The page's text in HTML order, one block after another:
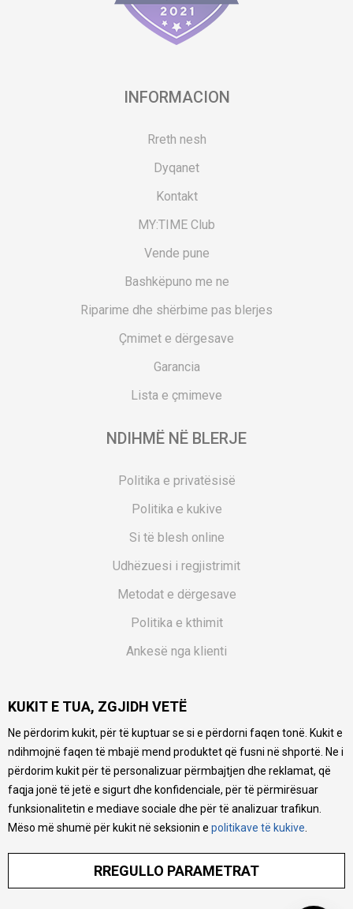
INFORMACION
Rreth nesh
Dyqanet
Kontakt
MY:TIME Club
Vende pune
Bashkëpuno me ne
Riparime dhe shërbime pas blerjes
Çmimet e dërgesave
Garancia
Lista e çmimeve
NDIHMË NË BLERJE
Politika e privatësisë
Politika e kukive
Si të blesh online
Udhëzuesi i regjistrimit
Metodat e dërgesave
Politika e kthimit
Ankesë nga klienti
Pyetjet më të shpeshta
Ne bëjmë çmos që të ofrojmë një përshkrim sa më të saktë
të produkteve tona, ofrojmë edhe foto e çmimin, por nuk
mund të garantojmë që informacioni është i plotë e pa
gabime. Të gjitha produktet janë pjesë e portfolios sonë, por
kjo nuk do të thotë se janë në gjendje në çdo çast.
KUKIT E TUA, ZGJIDH VETË
Ne përdorim kukit, për të kuptuar se si e përdorni faqen tonë. Kukit e
ndihmojnë faqen të mbajë mend produktet që fusni në shportë. Ne i
përdorim kukit për të personalizuar përmbajtjen dhe reklamat, që
faqja jonë të jetë e sigurt dhe konfidenciale, për të përmirësuar
funksionalitetin e mediave sociale dhe për të analizuar trafikun.
Mëso më shumë për kukit në seksionin e politikave të kukive
RREGULLO PARAMETRAT